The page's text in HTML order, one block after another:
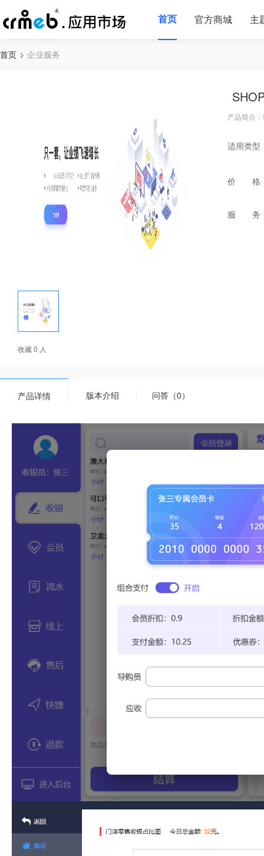
首页 官方商城 主
首页 企业服务
收藏 0 人
产品简介
适用类型
价 格
服 务
产品详情 版本介绍 问答（0）